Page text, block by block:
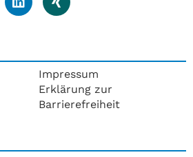
Impressum
Erklärung zur
Barrierefreiheit